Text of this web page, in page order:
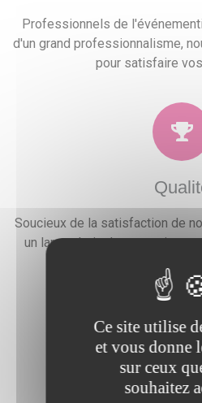
Professionnels de
d'un grand professionnalisme,
pour satisfaire
Soucieux de la satisfaction de
un large choix de prestations
Devis
Ce site utilise
et vous donne
sur ceux
souhaitez